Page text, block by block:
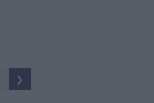
❯